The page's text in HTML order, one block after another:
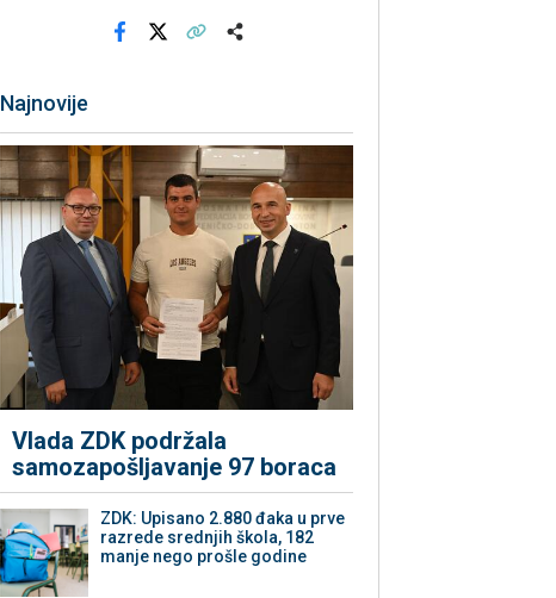
Najnovije
Vlada ZDK podržala
samozapošljavanje 97 boraca
ZDK: Upisano 2.880 đaka u prve
razrede srednjih škola, 182
manje nego prošle godine